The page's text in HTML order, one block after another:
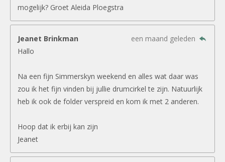
mogelijk? Groet Aleida Ploegstra
Jeanet Brinkman
een maand geleden
Hallo
Na een fijn Simmerskyn weekend en alles wat daar was
zou ik het fijn vinden bij jullie drumcirkel te zijn. Natuurlijk
heb ik ook de folder verspreid en kom ik met 2 anderen.
Hoop dat ik erbij kan zijn
Jeanet